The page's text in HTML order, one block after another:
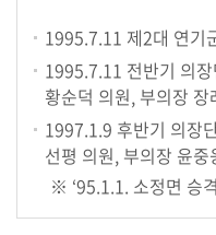
1995.7.11 제2대 연기
1995.7.11 전반기 의
황순덕 의원, 부의장 장
1997.1.9 후반기 의장
선평 의원, 부의장 윤중
※ ‘95.1.1. 소정면 승